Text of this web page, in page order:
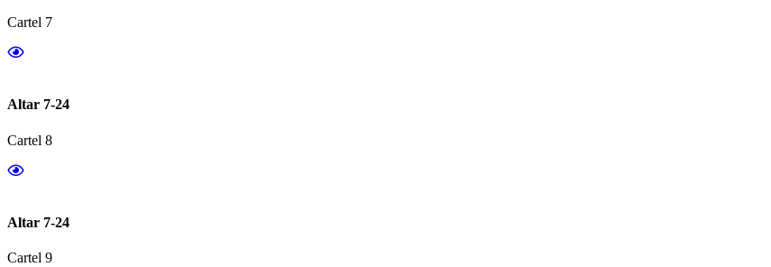
Cartel 7
Altar 7-24
Cartel 8
Altar 7-24
Cartel 9